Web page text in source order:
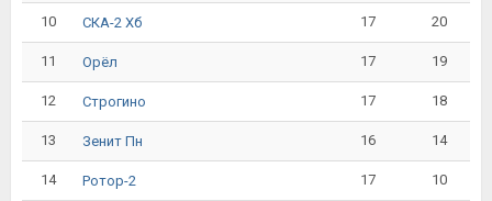
10 СКА-2 Хб 17 20
11 Орёл 17 19
12 Строгино 17 18
13 Зенит Пн 16 14
14 Ротор-2 17 10